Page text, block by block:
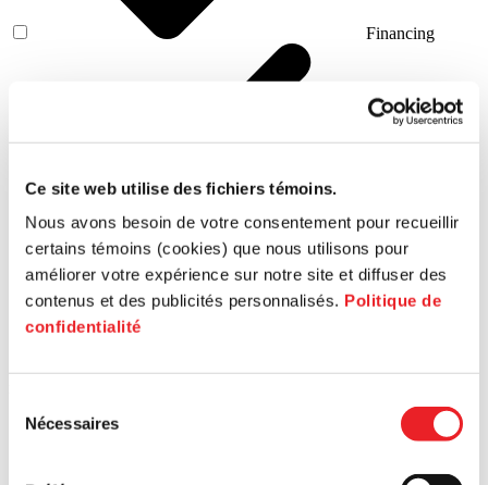
Ce site web utilise des fichiers témoins.
Nous avons besoin de votre consentement pour recueillir
certains témoins (cookies) que nous utilisons pour
améliorer votre expérience sur notre site et diffuser des
contenus et des publicités personnalisés. Politique de
confidentialité
Nécessaires
Financing